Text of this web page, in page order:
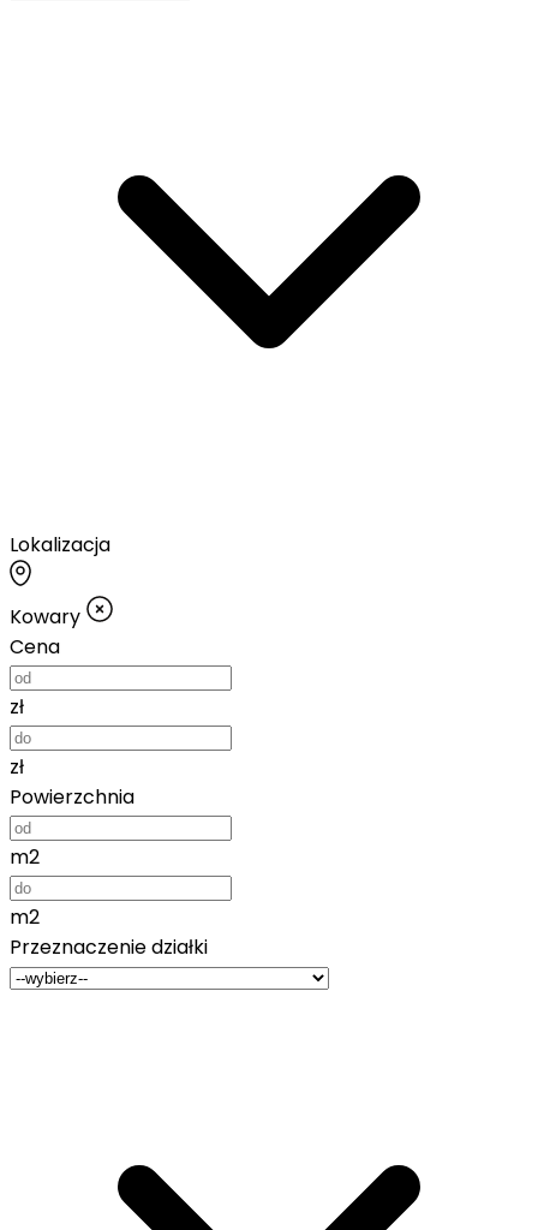
Lokalizacja
Kowary
Cena
zł
zł
Powierzchnia
m2
m2
Przeznaczenie działki